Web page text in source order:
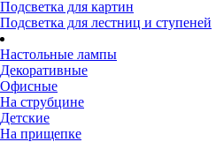
Подсветка для картин
Подсветка для лестниц и ступеней
Настольные лампы
Декоративные
Офисные
На струбцине
Детские
На прищепке